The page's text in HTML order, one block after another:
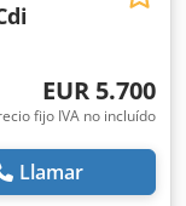
EUR 5.700
fijo IVA no incluído
Llamar